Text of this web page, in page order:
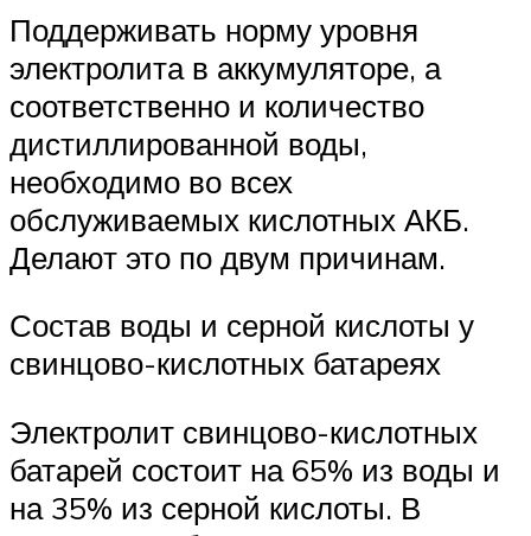
Поддерживать норму уровня
электролита в аккумуляторе, а
соответственно и количество
дистиллированной воды,
необходимо во всех
обслуживаемых кислотных АКБ.
Делают это по двум причинам.
Состав воды и серной кислоты у
свинцово-кислотных батареях
Электролит свинцово-кислотных
батарей состоит на 65% из воды и
на 35% из серной кислоты. В